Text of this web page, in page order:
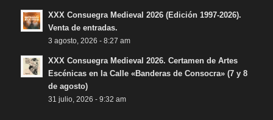
XXX Consuegra Medieval 2026 (Edición 1997-2026).
Venta de entradas.
3 agosto, 2026 - 8:27 am
XXX Consuegra Medieval 2026. Certamen de Artes
Escénicas en la Calle «Banderas de Consocra» (7 y 8
de agosto)
31 julio, 2026 - 9:32 am